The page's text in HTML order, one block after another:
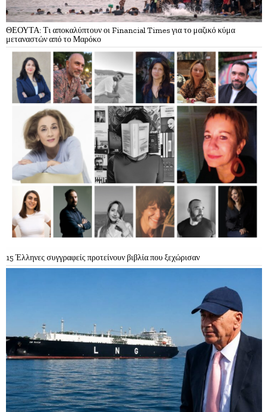
ΘΕΟΥΤΑ: Τι αποκαλύπτουν οι Financial Times για το μαζικό κύμα
μεταναστών από το Μαρόκο
15 Έλληνες συγγραφείς προτείνουν βιβλία που ξεχώρισαν